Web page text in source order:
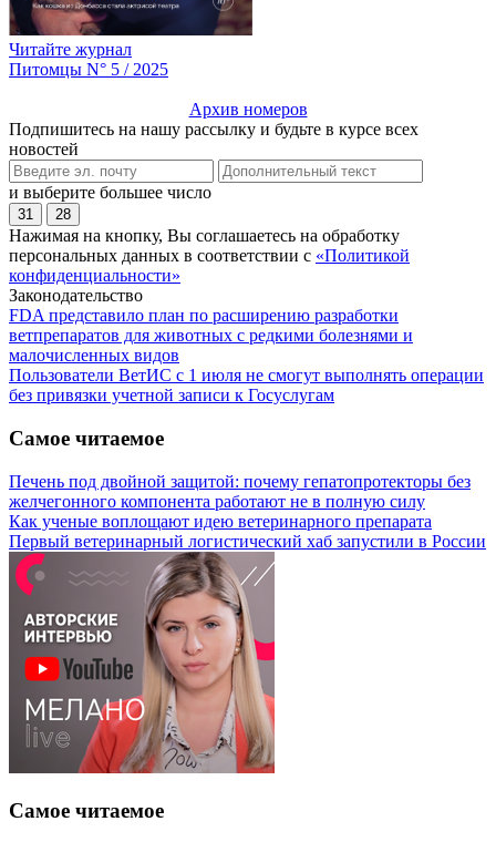
Читайте журнал
Питомцы N° 5 / 2025
Архив номеров
Подпишитесь на нашу рассылку и будьте в курсе всех
новостей
и выберите большее число
31 28
Нажимая на кнопку, Вы соглашаетесь на обработку
персональных данных в соответствии с «Политикой
конфиденциальности»
Законодательство
FDA представило план по расширению разработки
ветпрепаратов для животных с редкими болезнями и
малочисленных видов
Пользователи ВетИС с 1 июля не смогут выполнять операции
без привязки учетной записи к Госуслугам
Самое читаемое
Печень под двойной защитой: почему гепатопротекторы без
желчегонного компонента работают не в полную силу
Как ученые воплощают идею ветеринарного препарата
Первый ветеринарный логистический хаб запустили в России
Самое читаемое